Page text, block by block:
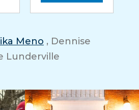
Meno , Dennise
Lunderville